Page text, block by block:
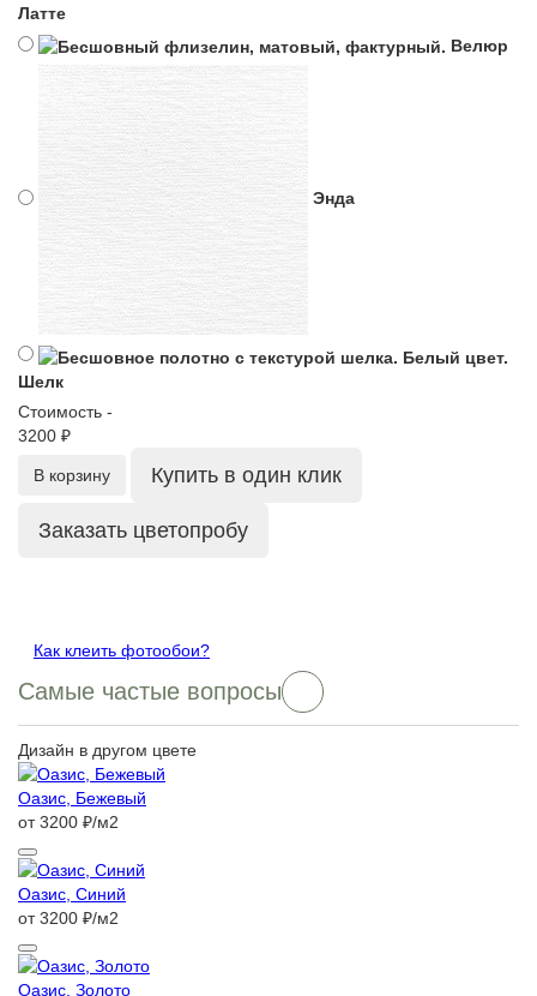
Латте
Велюр
Энда
Шелк
Стоимость -
3200 ₽
В корзину Купить в один клик
Заказать цветопробу
Как клеить фотообои?
Самые частые вопросы
Дизайн в другом цвете
Оазис, Бежевый
от 3200 ₽/м2
Оазис, Синий
от 3200 ₽/м2
Оазис, Золото